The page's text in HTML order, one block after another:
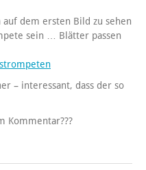
dem ersten Bild zu sehen
sein … Blätter passen
– interessant, dass der so
Kommentar???